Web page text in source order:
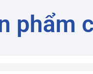
phẩm